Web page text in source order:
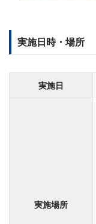
実施日時・場所
実施日
実施場所